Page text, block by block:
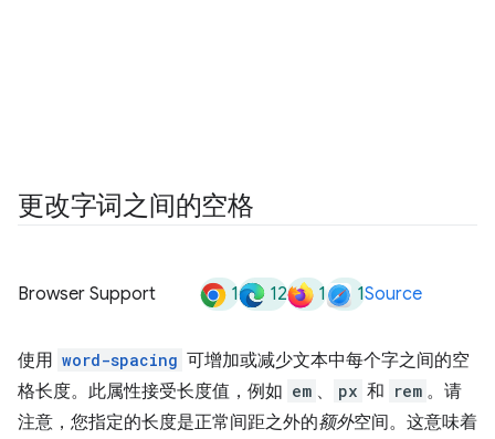
更改字词之间的空格
Browser Support 1 12 1 1Source
使用 word-spacing 可增加或减少文本中每个字之间的空
格长度。此属性接受长度值，例如 em 、 px 和 rem 。请
注意，您指定的长度是正常间距之外的额外空间。这意味着